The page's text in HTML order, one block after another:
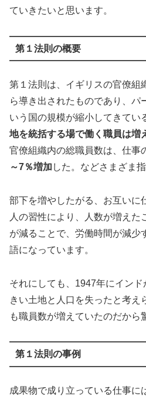
ていきたいと思います。
第１法則の概要
第１法則は、イギリスの官僚組
ら導き出されたものであり、パ
いう国の規模が縮小してきてい
地を統括する場で働く職員は増
官僚組織内の総職員数は、仕事
～7％増加 した。などさまざま
部下を増やしたがる、お互いに
人の習性により、人数が増えた
が減ることで、労働時間が減少
語になっています。
それにしても、1947年にイン
きい土地と人口を失ったと考え
も職員数が増えていたのだから
第１法則の事例
成果物で成り立っている仕事に